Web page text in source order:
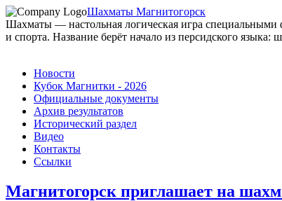
Шахматы Магнитогорск
Шахматы — настольная логическая игра специальными
и спорта. Название берёт начало из персидского языка:
Новости
Кубок Магнитки - 2026
Официальные документы
Архив результатов
Исторический раздел
Видео
Контакты
Ссылки
Магнитогорск приглашает на